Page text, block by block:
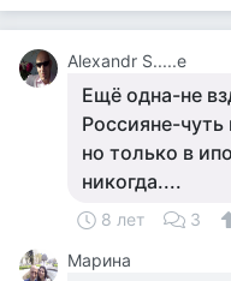
Alexandr S.....e
Ещё одна-не
Россияне-
но только в
никогда....
8 лет 3
Марина